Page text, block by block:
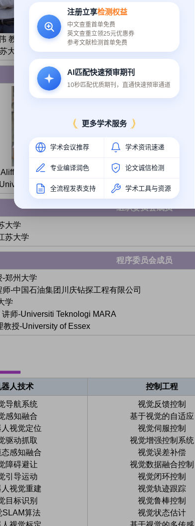
注册立享检测权益
中文查重首单免费
英文查重立领25元优惠券
参考文献检测首单免费
AI匹配快速预审期刊
10秒匹配优质期刊，直通快速预审通道
更多学术服务
学术会议推荐 学术资讯速递
专业编译润色 论文诚信检测
全流程发表支持 学术工具与资源
教授
大学
Adrian David Cheok 教授
南京信息工程大学
出版主席
Afira Bin Hj. Sani 副教授
Universiti Kuala Lumpur
组织委员会成员
大学
苏大学
程序委员会成员
-郑州大学
-中国石油集团川庆钻探工程有限公司
学
讲师-Universiti Teknologi MARA
教授-University of Essex
器人技术 控制工程
导航系统
感知融合
视觉定位
驱动抓取
态感知融合
障碍避让
引导运动
视觉重建
目标识别
SLAM算法
视觉反馈控制
基于视觉的自适应
视觉伺服控制
视觉增强控制系统
视觉误差补偿
视觉数据融合控制
视觉闭环控制
视觉轨迹跟踪
视觉鲁棒控制
视觉状态估计